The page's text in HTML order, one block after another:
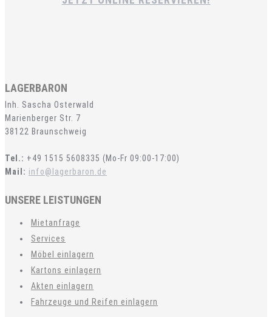
LAGERBARON
Inh. Sascha Osterwald
Marienberger Str. 7
38122 Braunschweig
Tel.: +49 1515 5608335 (Mo-Fr 09:00-17:00)
Mail: info@lagerbaron.de
UNSERE LEISTUNGEN
Mietanfrage
Services
Möbel einlagern
Kartons einlagern
Akten einlagern
Fahrzeuge und Reifen einlagern